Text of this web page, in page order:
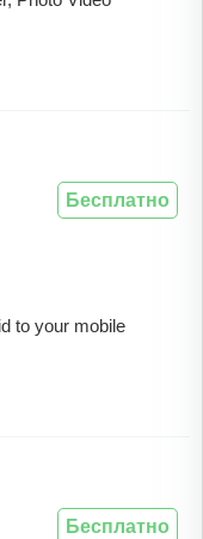
to your mobile
Бесплатно
Бесплатно